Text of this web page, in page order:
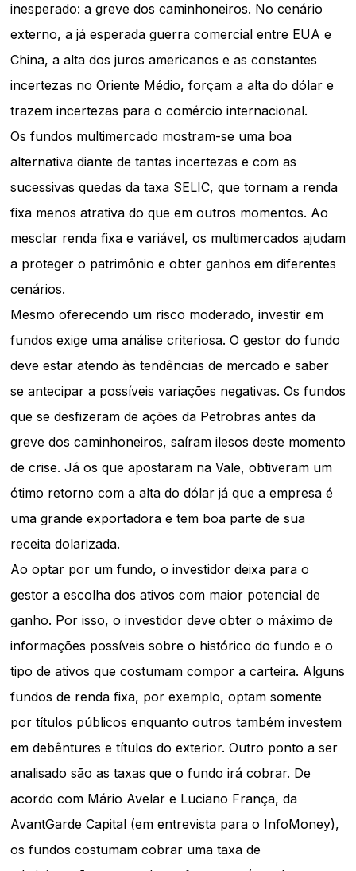
inesperado: a greve dos caminhoneiros. No cenário
externo, a já esperada guerra comercial entre EUA e
China, a alta dos juros americanos e as constantes
incertezas no Oriente Médio, forçam a alta do dólar e
trazem incertezas para o comércio internacional.
Os fundos multimercado mostram-se uma boa
alternativa diante de tantas incertezas e com as
sucessivas quedas da taxa SELIC, que tornam a renda
fixa menos atrativa do que em outros momentos. Ao
mesclar renda fixa e variável, os multimercados ajudam
a proteger o patrimônio e obter ganhos em diferentes
cenários.
Mesmo oferecendo um risco moderado, investir em
fundos exige uma análise criteriosa. O gestor do fundo
deve estar atendo às tendências de mercado e saber
se antecipar a possíveis variações negativas. Os fundos
que se desfizeram de ações da Petrobras antes da
greve dos caminhoneiros, saíram ilesos deste momento
de crise. Já os que apostaram na Vale, obtiveram um
ótimo retorno com a alta do dólar já que a empresa é
uma grande exportadora e tem boa parte de sua
receita dolarizada.
Ao optar por um fundo, o investidor deixa para o
gestor a escolha dos ativos com maior potencial de
ganho. Por isso, o investidor deve obter o máximo de
informações possíveis sobre o histórico do fundo e o
tipo de ativos que costumam compor a carteira. Alguns
fundos de renda fixa, por exemplo, optam somente
por títulos públicos enquanto outros também investem
em debêntures e títulos do exterior. Outro ponto a ser
analisado são as taxas que o fundo irá cobrar. De
acordo com Mário Avelar e Luciano França, da
AvantGarde Capital (em entrevista para o InfoMoney),
os fundos costumam cobrar uma taxa de